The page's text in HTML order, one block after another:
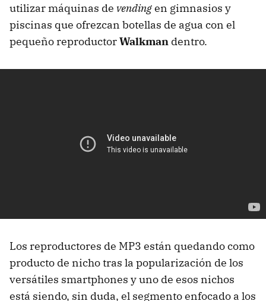
utilizar máquinas de vendingen gimnasios y
piscinas que ofrezcan botellas de agua con el
pequeño reproductorWalkman dentro.
Los reproductores de MP3 están quedando como
producto de nicho tras la popularización de los
versátiles smartphones y uno de esos nichos
está siendo, sin duda, el segmento enfocado a los